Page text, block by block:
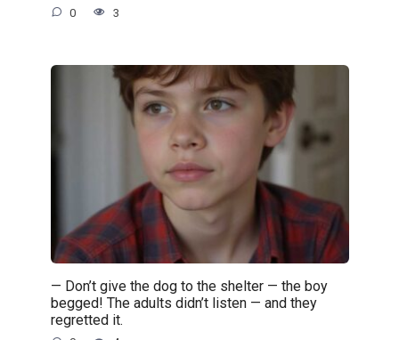
0 3
— Don’t give the dog to the shelter — the boy
begged! The adults didn’t listen — and they
regretted it.